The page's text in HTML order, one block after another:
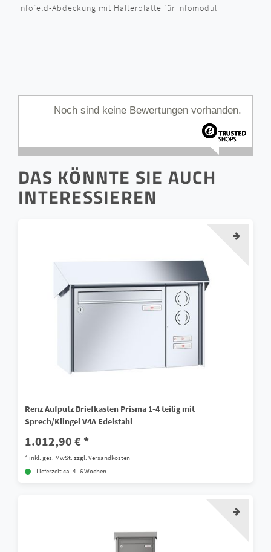
Infofeld-Abdeckung mit Halterplatte für Infomodul
Noch sind keine Bewertungen vorhanden.
DAS KÖNNTE SIE AUCH
INTERESSIEREN
Renz Aufputz Briefkasten Prisma 1-4 teilig mit
Sprech/Klingel V4A Edelstahl
1.012,90 € *
*inkl. ges. MwSt. zzgl.Versandkosten
Lieferzeit ca. 4 - 6 Wochen